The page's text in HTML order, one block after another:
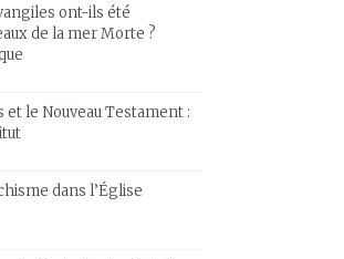
ont-ils été
de la mer Morte ?
et le Nouveau Testament :
dans l’Église